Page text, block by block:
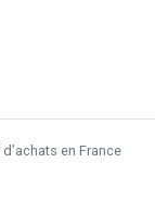
d’achats en France